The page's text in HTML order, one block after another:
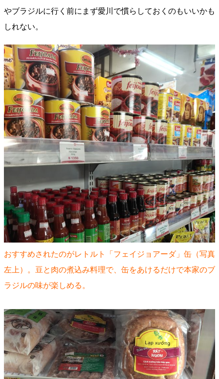
やブラジルに行く前にまず愛川で慣らしておくのもいいかも
しれない。
おすすめされたのがレトルト「フェイジョアーダ」缶（写真
左上）。豆と肉の煮込み料理で、缶をあけるだけで本家のブ
ラジルの味が楽しめる。